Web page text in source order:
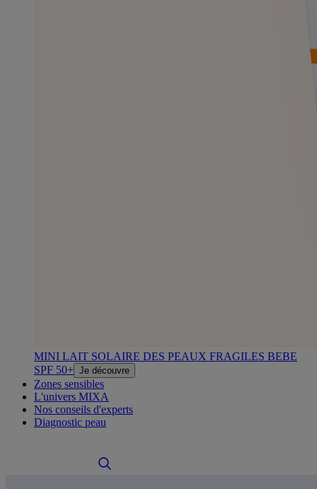
MINI LAIT SOLAIRE DES PEAUX FRAGILES BEBE
SPF 50+ Je découvre
Zones sensibles
L'univers MIXA
Nos conseils d'experts
Diagnostic peau